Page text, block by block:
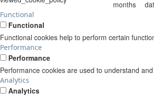
months
Functional
Functional
Functional cookies help to perform certain
Performance
Performance
Performance cookies are used to understand
Analytics
Analytics